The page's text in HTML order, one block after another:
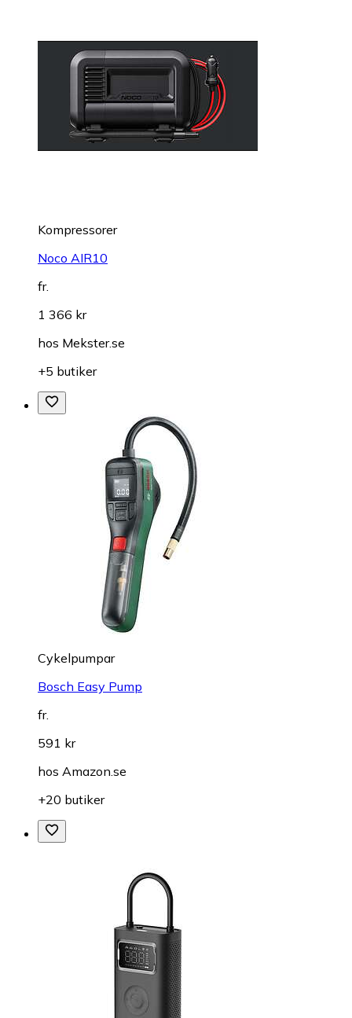
Kompressorer
Noco AIR10
fr.
1 366 kr
hos Mekster.se
+5 butiker
Cykelpumpar
Bosch Easy Pump
fr.
591 kr
hos Amazon.se
+20 butiker